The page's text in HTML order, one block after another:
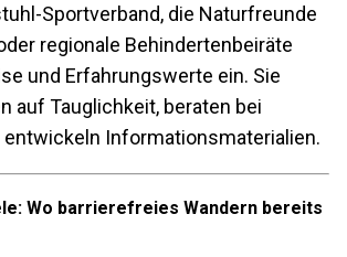
Sportverband, die Naturfreunde
regionale Behindertenbeiräte
und Erfahrungswerte ein. Sie
auf Tauglichkeit, beraten bei
entwickeln Informationsmaterialien.
Wo barrierefreies Wandern bereits